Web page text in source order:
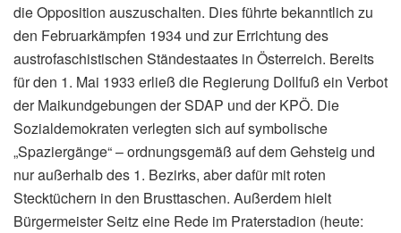
die Opposition auszuschalten. Dies führte bekanntlich zu
den Februarkämpfen 1934 und zur Errichtung des
austrofaschistischen Ständestaates in Österreich. Bereits
für den 1. Mai 1933 erließ die Regierung Dollfuß ein Verbot
der Maikundgebungen der SDAP und der KPÖ. Die
Sozialdemokraten verlegten sich auf symbolische
„Spaziergänge“ – ordnungsgemäß auf dem Gehsteig und
nur außerhalb des 1. Bezirks, aber dafür mit roten
Stecktüchern in den Brusttaschen. Außerdem hielt
Bürgermeister Seitz eine Rede im Praterstadion (heute: